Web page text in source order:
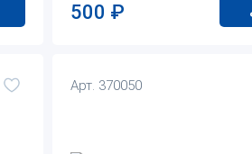
500 ₽
Арт. 370050